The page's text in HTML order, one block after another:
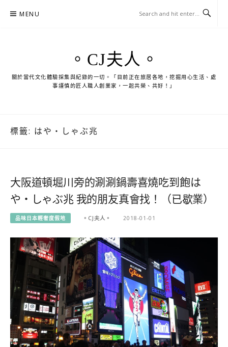
MENU
。CJ夫人。
關於當代文化體驗採集與紀錄的一切。「目前正在旅居各地，挖掘用心生活、處
事謹慎的匠人職人創業家，一起共榮、共好！」
標籤: はや・しゃぶ兆
大阪道頓堀川旁的涮涮鍋壽喜燒吃到飽は
や・しゃぶ兆 我的朋友真會找！（已歇業）
品味日本輕奢度假地 。CJ夫人。 2018-01-01